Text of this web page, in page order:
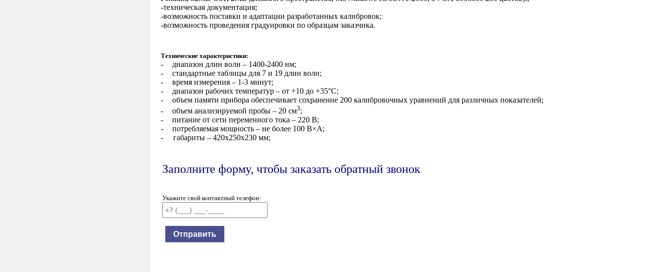
-техническая документация;
-возможность поставки и адаптации разработанных калибровок;
-возможность проведения градуировки по образцам заказчика.
Технические характеристики:
-
диапазон длин волн – 1400-2400 нм;
-
стандартные таблицы для 7 и 19 длин волн;
-
время измерения – 1-3 минут;
-
диапазон рабочих температур – от +10 до +35°С;
-
объем памяти прибора обеспечивает сохранение 200 калибровочных уравнений для различных показателей;
-
объем анализируемой пробы – 20 см3;
-
питание от сети переменного тока – 220 В;
-
потребляемая мощность – не более 100 В×А;
- габариты – 420х250х230 мм;
Заполните форму, чтобы заказать обратный звонок
Укажите свой контактный телефон: